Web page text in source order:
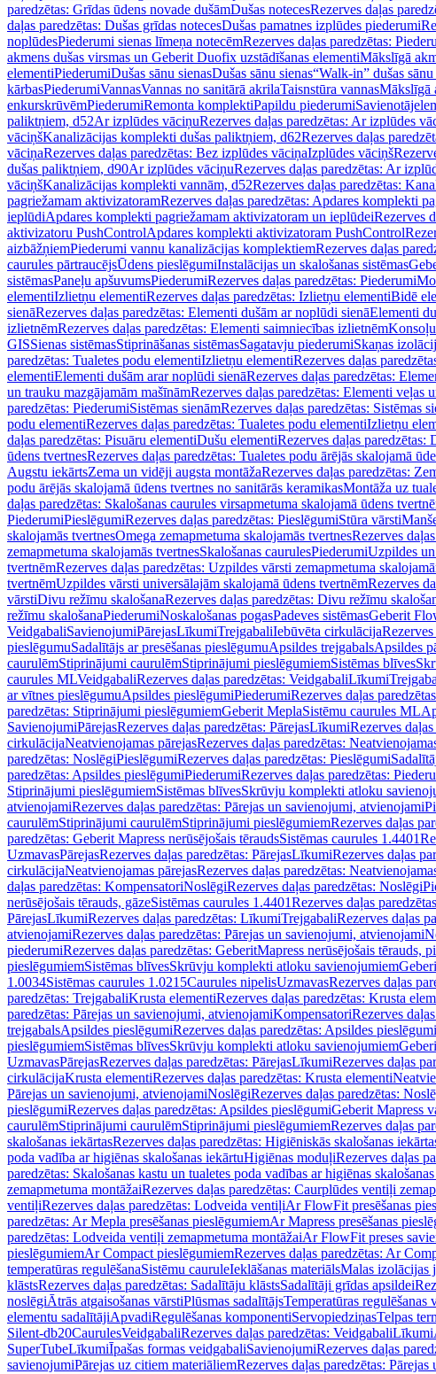
paredzētas: Grīdas ūdens novade dušāmDušas notecesRezerves daļas
daļas paredzētas: Dušas grīdas notecesDušas pamatnes izplūdes piederumi
noplūdesPiederumi sienas līmeņa notecēmRezerves daļas paredzētas:
akmens dušas virsmas un Geberit Duofix uzstādīšanas elementiMākslīgā
elementiPiederumiDušas sānu sienasDušas sānu sienas“Walk-in” dušas sānu
kārbasPiederumiVannasVannas no sanitārā akrilaTaisnstūra vannasMākslīgā
enkurskrūvēmPiederumiRemonta komplektiPapildu piederumi
paliktņiem, d52Ar izplūdes vāciņuRezerves daļas paredzētas: Ar izplūdes
vāciņšKanalizācijas komplekti dušas paliktņiem, d62Rezerves daļas
vāciņaRezerves daļas paredzētas: Bez izplūdes vāciņaIzplūdes vāciņš
dušas paliktņiem, d90Ar izplūdes vāciņuRezerves daļas paredzētas: Ar
vāciņšKanalizācijas komplekti vannām, d52Rezerves daļas paredzētas:
pagriežamam aktivizatoramRezerves daļas paredzētas: Apdares komplekti
ieplūdiApdares komplekti pagriežamam aktivizatoram un ieplūdeiRezerves
aktivizatoru PushControlApdares komplekti aktivizatoram PushControl
aizbāžņiemPiederumi vannu kanalizācijas komplektiemRezerves daļas
caurules pārtraucējsŪdens pieslēgumiInstalācijas un skalošanas sistēmas
sistēmasPaneļu apšuvumsPiederumiRezerves daļas paredzētas: Piederumi
elementiIzlietņu elementiRezerves daļas paredzētas: Izlietņu elementiBidē
sienāRezerves daļas paredzētas: Elementi dušām ar noplūdi sienāElementi
izlietnēmRezerves daļas paredzētas: Elementi saimniecības izlietnēm
GISSienas sistēmasStiprināšanas sistēmasSagatavju piederumiSkaņas
paredzētas: Tualetes podu elementiIzlietņu elementiRezerves daļas
elementiElementi dušām arar noplūdi sienāRezerves daļas paredzētas:
un trauku mazgājamām mašīnāmRezerves daļas paredzētas: Elementi veļas
paredzētas: PiederumiSistēmas sienāmRezerves daļas paredzētas: Sistēmas
podu elementiRezerves daļas paredzētas: Tualetes podu elementiIzlietņu
daļas paredzētas: Pisuāru elementiDušu elementiRezerves daļas paredzētas:
ūdens tvertnesRezerves daļas paredzētas: Tualetes podu ārējās skalojamā
Augstu iekārtsZema un vidēji augsta montāžaRezerves daļas paredzētas:
podu ārējās skalojamā ūdens tvertnes no sanitārās keramikasMontāža uz
daļas paredzētas: Skalošanas caurules virsapmetuma skalojamā ūdens
PiederumiPieslēgumiRezerves daļas paredzētas: PieslēgumiStūra vārsti
skalojamās tvertnesOmega zemapmetuma skalojamās tvertnesRezerves
zemapmetuma skalojamās tvertnesSkalošanas caurulesPiederumiUzpildes
tvertnēmRezerves daļas paredzētas: Uzpildes vārsti zemapmetuma
tvertnēmUzpildes vārsti universālajām skalojamā ūdens tvertnēmRezerves
vārstiDivu režīmu skalošanaRezerves daļas paredzētas: Divu režīmu
režīmu skalošanaPiederumiNoskalošanas pogasPadeves sistēmasGeberit
VeidgabaliSavienojumiPārejasLīkumiTrejgabaliIebūvēta cirkulācija
pieslēgumuSadalītājs ar presēšanas pieslēgumuApsildes trejgabalsApsildes
caurulēmStiprinājumi caurulēmStiprinājumi pieslēgumiemSistēmas blīves
caurules MLVeidgabaliRezerves daļas paredzētas: VeidgabaliLīkumi
ar vītnes pieslēgumuApsildes pieslēgumiPiederumiRezerves daļas
paredzētas: Stiprinājumi pieslēgumiemGeberit MeplaSistēmu caurules ML
SavienojumiPārejasRezerves daļas paredzētas: PārejasLīkumiRezerves
cirkulācijaNeatvienojamas pārejasRezerves daļas paredzētas:
paredzētas: NoslēgiPieslēgumiRezerves daļas paredzētas: Pieslēgumi
paredzētas: Apsildes pieslēgumiPiederumiRezerves daļas paredzētas:
Stiprinājumi pieslēgumiemSistēmas blīvesSkrūvju komplekti atloku
atvienojamiRezerves daļas paredzētas: Pārejas un savienojumi, atvienojami
caurulēmStiprinājumi caurulēmStiprinājumi pieslēgumiemRezerves daļas
paredzētas: Geberit Mapress nerūsējošais tēraudsSistēmas caurules 1.4401
UzmavasPārejasRezerves daļas paredzētas: PārejasLīkumiRezerves daļas
cirkulācijaNeatvienojamas pārejasRezerves daļas paredzētas:
daļas paredzētas: KompensatoriNoslēgiRezerves daļas paredzētas: Noslēgi
nerūsējošais tērauds, gāzeSistēmas caurules 1.4401Rezerves daļas
PārejasLīkumiRezerves daļas paredzētas: LīkumiTrejgabaliRezerves daļas
atvienojamiRezerves daļas paredzētas: Pārejas un savienojumi, atvienojami
piederumiRezerves daļas paredzētas: GeberitMapress nerūsējošais tērauds,
pieslēgumiemSistēmas blīvesSkrūvju komplekti atloku savienojumiem
1.0034Sistēmas caurules 1.0215Caurules nipelisUzmavasRezerves daļas
paredzētas: TrejgabaliKrusta elementiRezerves daļas paredzētas: Krusta
paredzētas: Pārejas un savienojumi, atvienojamiKompensatoriRezerves
trejgabalsApsildes pieslēgumiRezerves daļas paredzētas: Apsildes pieslēgumi
pieslēgumiemSistēmas blīvesSkrūvju komplekti atloku savienojumiem
UzmavasPārejasRezerves daļas paredzētas: PārejasLīkumiRezerves daļas
cirkulācijaKrusta elementiRezerves daļas paredzētas: Krusta elementi
Pārejas un savienojumi, atvienojamiNoslēgiRezerves daļas paredzētas:
pieslēgumiRezerves daļas paredzētas: Apsildes pieslēgumiGeberit Mapress
caurulēmStiprinājumi caurulēmStiprinājumi pieslēgumiemRezerves daļas
skalošanas iekārtasRezerves daļas paredzētas: Higiēniskās skalošanas
poda vadība ar higiēnas skalošanas iekārtuHigiēnas moduļiRezerves daļas
paredzētas: Skalošanas kastu un tualetes poda vadības ar higiēnas
zemapmetuma montāžaiRezerves daļas paredzētas: Caurplūdes ventiļi
ventiļiRezerves daļas paredzētas: Lodveida ventiļiAr FlowFit presēšanas
paredzētas: Ar Mepla presēšanas pieslēgumiemAr Mapress presēšanas
paredzētas: Lodveida ventiļi zemapmetuma montāžaiAr FlowFit preses
pieslēgumiemAr Compact pieslēgumiemRezerves daļas paredzētas: Ar
temperatūras regulēšanaSistēmu cauruleIeklāšanas materiālsMalas izolācijas
klāstsRezerves daļas paredzētas: Sadalītāju klāstsSadalītāji grīdas apsildei
noslēgiĀtrās atgaisošanas vārstiPlūsmas sadalītājsTemperatūras regulēšanas
elementu sadalītājiApvadiRegulēšanas komponentiServopiedziņasTelpas
Silent-db20CaurulesVeidgabaliRezerves daļas paredzētas: VeidgabaliLīkumi
SuperTubeLīkumiĪpašas formas veidgabaliSavienojumiRezerves daļas
savienojumiPārejas uz citiem materiāliemRezerves daļas paredzētas: